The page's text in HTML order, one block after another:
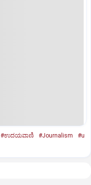
#ಉದಯವಾಣಿ #Journalism
#u